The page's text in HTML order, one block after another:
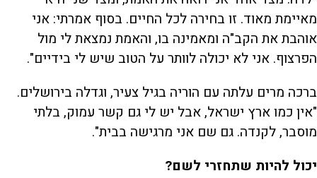
מאיימת מאוד. זו בחירה לכל החיים. בסוף אמרתי: אני
אוהבת את הקב"ה ומאמינה בו, והאמת נמצאת לי מול
הפרצוף. אני לא יכולה לוותר על הטוב שיש לי בידיים".
ברכה מרים עלתה עם הוריה בגיל צעיר, וגדלה בירושלים.
"אין כמו ארץ ישראל, אבל יש לי גם קשר עמוק, בלתי
מוסבר, לקנדה. גם שם אני מרגישה בבית".
יכול להיות שתחזרי לשם?